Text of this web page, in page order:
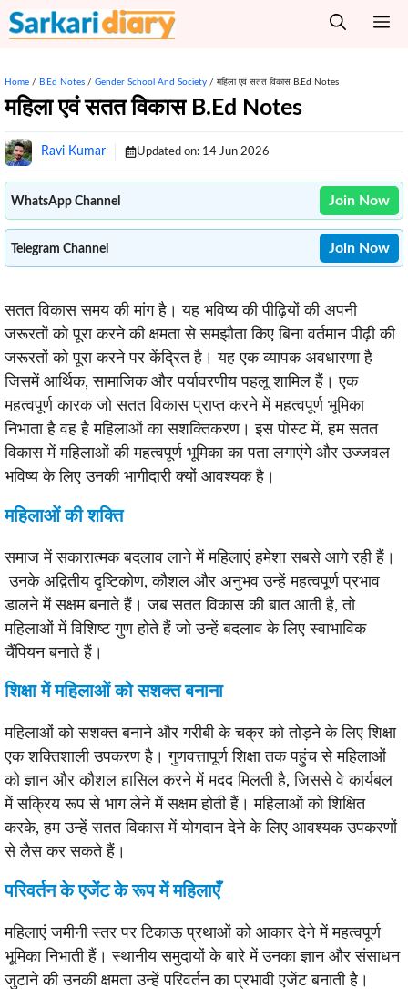
Skip
to
Home / B.Ed Notes / Gender School And Society / महिला एवं सतत विकास B.Ed Notes
महिला एवं सतत विकास B.Ed Notes
Ravi Kumar Updated on: 14 Jun 2026
WhatsApp Channel Join Now
Telegram Channel Join Now
सतत विकास समय की मांग है। यह भविष्य की पीढ़ियों की अपनी
जरूरतों को पूरा करने की क्षमता से समझौता किए बिना वर्तमान पीढ़ी की
जरूरतों को पूरा करने पर केंद्रित है। यह एक व्यापक अवधारणा है
जिसमें आर्थिक, सामाजिक और पर्यावरणीय पहलू शामिल हैं। एक
महत्वपूर्ण कारक जो सतत विकास प्राप्त करने में महत्वपूर्ण भूमिका
निभाता है वह है महिलाओं का सशक्तिकरण। इस पोस्ट में, हम सतत
विकास में महिलाओं की महत्वपूर्ण भूमिका का पता लगाएंगे और उज्जवल
भविष्य के लिए उनकी भागीदारी क्यों आवश्यक है।
महिलाओं की शक्ति
समाज में सकारात्मक बदलाव लाने में महिलाएं हमेशा सबसे आगे रही हैं।
उनके अद्वितीय दृष्टिकोण, कौशल और अनुभव उन्हें महत्वपूर्ण प्रभाव
डालने में सक्षम बनाते हैं। जब सतत विकास की बात आती है, तो
महिलाओं में विशिष्ट गुण होते हैं जो उन्हें बदलाव के लिए स्वाभाविक
चैंपियन बनाते हैं।
शिक्षा में महिलाओं को सशक्त बनाना
महिलाओं को सशक्त बनाने और गरीबी के चक्र को तोड़ने के लिए शिक्षा
एक शक्तिशाली उपकरण है। गुणवत्तापूर्ण शिक्षा तक पहुंच से महिलाओं
को ज्ञान और कौशल हासिल करने में मदद मिलती है, जिससे वे कार्यबल
में सक्रिय रूप से भाग लेने में सक्षम होती हैं। महिलाओं को शिक्षित
करके, हम उन्हें सतत विकास में योगदान देने के लिए आवश्यक उपकरणों
से लैस कर सकते हैं।
परिवर्तन के एजेंट के रूप में महिलाएँ
महिलाएं जमीनी स्तर पर टिकाऊ प्रथाओं को आकार देने में महत्वपूर्ण
भूमिका निभाती हैं। स्थानीय समुदायों के बारे में उनका ज्ञान और संसाधन
जुटाने की उनकी क्षमता उन्हें परिवर्तन का प्रभावी एजेंट बनाती है।